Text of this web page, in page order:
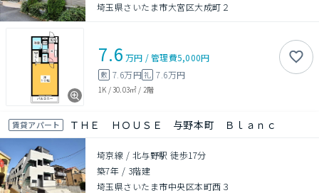
埼玉県さいたま市大宮区大成町２
7.6 万円 /管理費5,000円
敷 7.6万円礼 7.6万円
1K /30.03㎡ / 2階
賃貸アパート ＴＨＥ ＨＯＵＳＥ 与野本町 Ｂｌａｎｃ
埼京線 / 北与野駅 徒歩17分
築7年 / 3階建
埼玉県さいたま市中央区本町西３